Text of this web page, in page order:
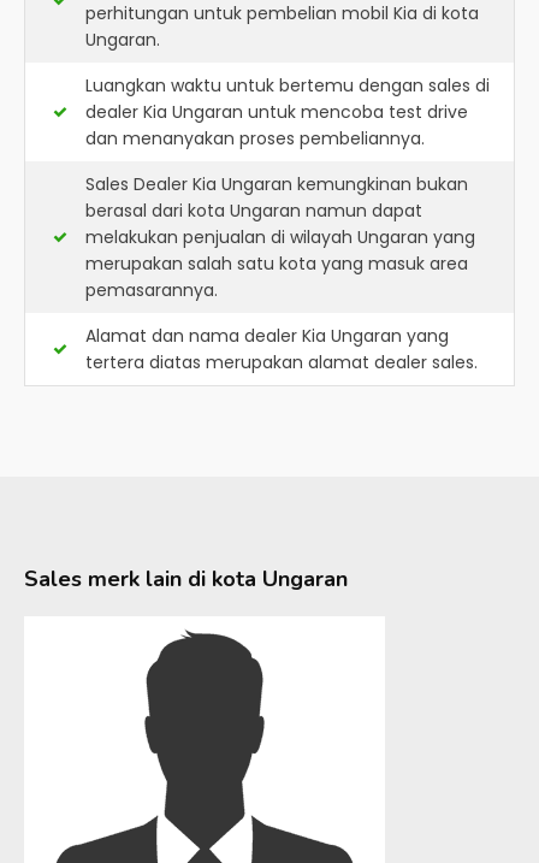
perhitungan untuk pembelian mobil Kia di kota
Ungaran.
Luangkan waktu untuk bertemu dengan sales di
dealer Kia Ungaran untuk mencoba test drive
dan menanyakan proses pembeliannya.
Sales Dealer Kia Ungaran kemungkinan bukan
berasal dari kota Ungaran namun dapat
melakukan penjualan di wilayah Ungaran yang
merupakan salah satu kota yang masuk area
pemasarannya.
Alamat dan nama dealer Kia Ungaran yang
tertera diatas merupakan alamat dealer sales.
Sales merk lain di kota Ungaran